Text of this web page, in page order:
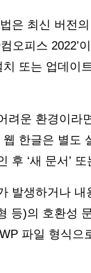
은 최신 버전
오피스
또는 업데이
려운 환경이라
한글은 별도
후 ‘새 문서’
발생하거나
등)의 호환성
파일 형식